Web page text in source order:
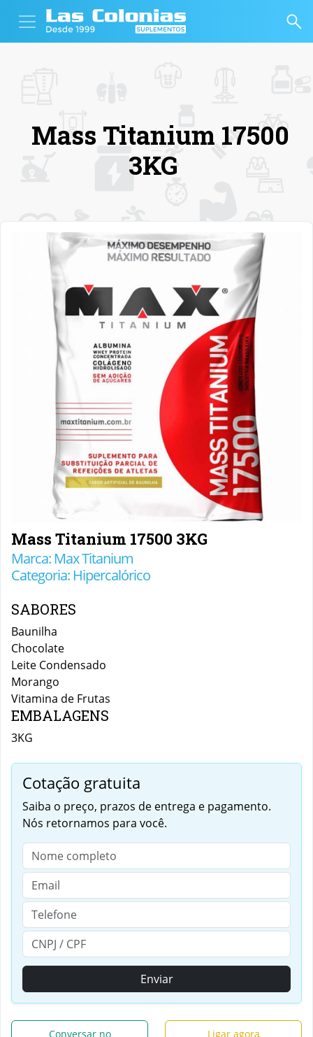
Mass Titanium 17500
3KG
Mass Titanium 17500 3KG
Marca: Max Titanium
Categoria: Hipercalórico
SABORES
Baunilha
Chocolate
Leite Condensado
Morango
Vitamina de Frutas
EMBALAGENS
3KG
Cotação gratuita
Saiba o preço, prazos de entrega e pagamento.
Nós retornamos para você.
Enviar
Conversar no Ligar agora